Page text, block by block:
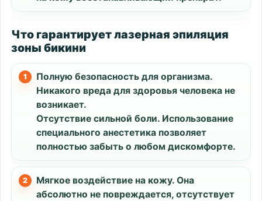
Что гарантирует лазерная эпиляция
зоны бикини
Полную безопасность для организма.
Никакого вреда для здоровья человека не
возникает.
Отсутствие сильной боли. Использование
специального анестетика позволяет
полностью забыть о любом дискомфорте.
Мягкое воздействие на кожу. Она
абсолютно не повреждается, отсутствует